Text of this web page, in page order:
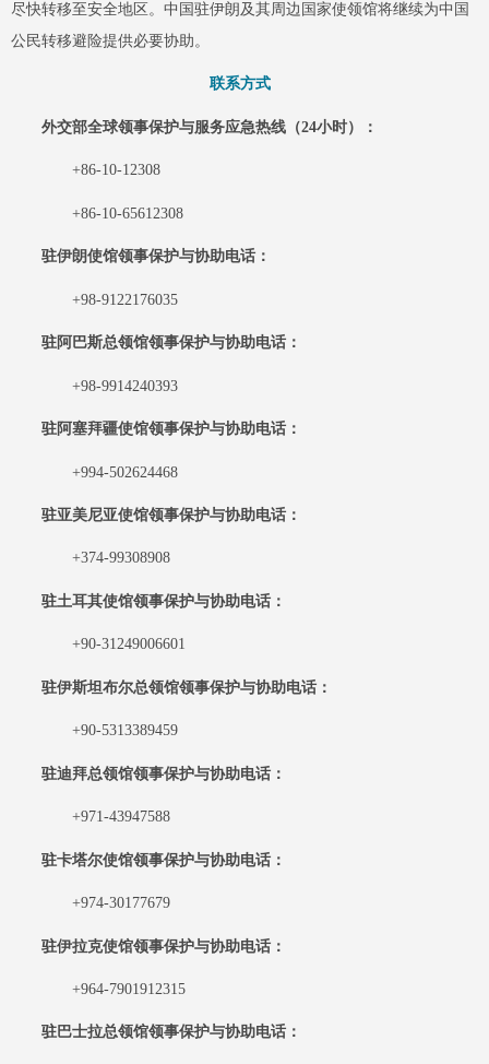
尽快转移至安全地区。中国驻伊朗及其周边国家使领馆将继续为中国
公民转移避险提供必要协助。
联系方式
外交部全球领事保护与服务应急热线（24小时）：
+86-10-12308
+86-10-65612308
驻伊朗使馆领事保护与协助电话：
+98-9122176035
驻阿巴斯总领馆领事保护与协助电话：
+98-9914240393
驻阿塞拜疆使馆领事保护与协助电话：
+994-502624468
驻亚美尼亚使馆领事保护与协助电话：
+374-99308908
驻土耳其使馆领事保护与协助电话：
+90-31249006601
驻伊斯坦布尔总领馆领事保护与协助电话：
+90-5313389459
驻迪拜总领馆领事保护与协助电话：
+971-43947588
驻卡塔尔使馆领事保护与协助电话：
+974-30177679
驻伊拉克使馆领事保护与协助电话：
+964-7901912315
驻巴士拉总领馆领事保护与协助电话：